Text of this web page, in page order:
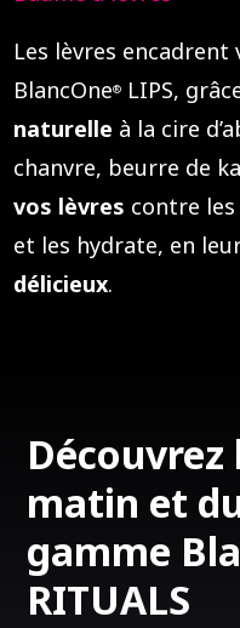
Les lèvres
BlancOne® LIPS,
naturelle à la cire
chanvre, beurre de
vos lèvres contre
et les hydrate, en
délicieux.
matin et
gamme
RITUALS